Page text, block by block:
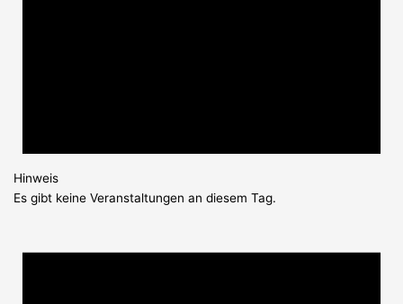
Hinweis
Es gibt keine Veranstaltungen an diesem Tag.